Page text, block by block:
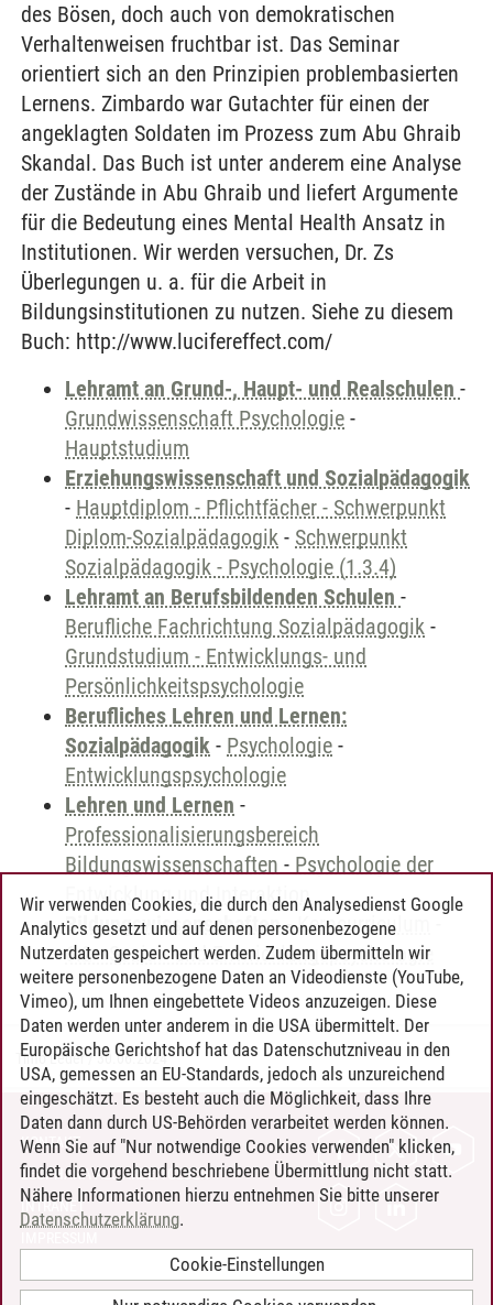
des Bösen, doch auch von demokratischen
Verhaltenweisen fruchtbar ist. Das Seminar
orientiert sich an den Prinzipien problembasierten
Lernens. Zimbardo war Gutachter für einen der
angeklagten Soldaten im Prozess zum Abu Ghraib
Skandal. Das Buch ist unter anderem eine Analyse
der Zustände in Abu Ghraib und liefert Argumente
für die Bedeutung eines Mental Health Ansatz in
Institutionen. Wir werden versuchen, Dr. Zs
Überlegungen u. a. für die Arbeit in
Bildungsinstitutionen zu nutzen. Siehe zu diesem
Buch: http://www.lucifereffect.com/
Lehramt an Grund-, Haupt- und Realschulen -
Grundwissenschaft Psychologie -
Hauptstudium
Erziehungswissenschaft und Sozialpädagogik
- Hauptdiplom - Pflichtfächer - Schwerpunkt
Diplom-Sozialpädagogik - Schwerpunkt
Sozialpädagogik - Psychologie (1.3.4)
Lehramt an Berufsbildenden Schulen -
Berufliche Fachrichtung Sozialpädagogik -
Grundstudium - Entwicklungs- und
Persönlichkeitspsychologie
Berufliches Lehren und Lernen:
Sozialpädagogik - Psychologie -
Entwicklungspsychologie
Lehren und Lernen -
Professionalisierungsbereich
Bildungswissenschaften - Psychologie der
Entwicklung und Interaktion
Bildungswissenschaften-Kerncurriculum
6.2 - Sozial- und Entwicklungspsychologie
Timo Leder/30.06.2024
KONTAKT
LEUPHANA ALS ARBEITGEBER
INTRANET
Wir verwenden Cookies, die durch den Analysedienst Google
Analytics gesetzt und auf denen personenbezogene
Nutzerdaten gespeichert werden. Zudem übermitteln wir
weitere personenbezogene Daten an Videodienste (YouTube,
Vimeo), um Ihnen eingebettete Videos anzuzeigen. Diese
Daten werden unter anderem in die USA übermittelt. Der
Europäische Gerichtshof hat das Datenschutzniveau in den
USA, gemessen an EU-Standards, jedoch als unzureichend
eingeschätzt. Es besteht auch die Möglichkeit, dass Ihre
Daten dann durch US-Behörden verarbeitet werden können.
Wenn Sie auf "Nur notwendige Cookies verwenden" klicken,
findet die vorgehend beschriebene Übermittlung nicht statt.
Nähere Informationen hierzu entnehmen Sie bitte unserer
Datenschutzerklärung.
Cookie-Einstellungen